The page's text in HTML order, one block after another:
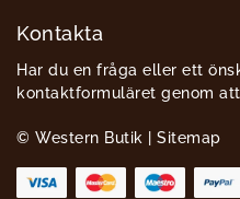
Kontakta
Har du en fråga eller ett
kontaktformuläret genom att
© Western Butik | Sitemap